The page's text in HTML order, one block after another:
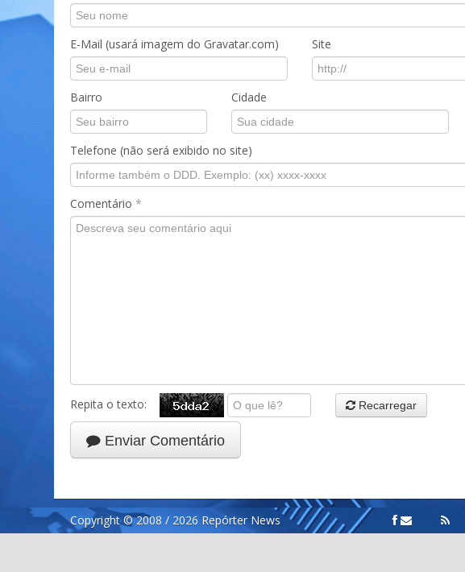
E-Mail (usará imagem do Gravatar.com) Site
Bairro Cidade
Telefone (não será exibido no site)
Comentário *
Repita o texto: Recarregar
Enviar Comentário
Copyright © 2008 / 2026 Repórter News